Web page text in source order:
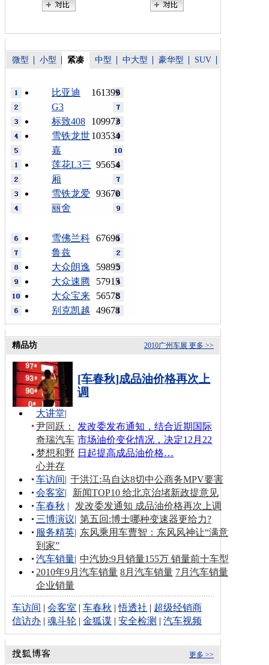
微型 小型 紧凑 中型 中大型 豪华型 SUV
161399
比亚迪
G3
109973
标致408
103534
雪铁龙世
嘉
95654
莲花L3三
厢
93670
雪铁龙爱
丽舍
67696
雪佛兰科
鲁兹
59895
大众朗逸
57915
大众速腾
56578
大众宝来
49678
别克凯越
更多 >>
2010广州车展
精品坊
[车春秋]成品油价格再次上
调
发改委发布通知，结合近期国际
市场油价变化情况，决定12月22
日起提高成品油价格…
大讲堂|
尹同跃：
奇瑞汽车
梦想和野
心并存
车访间| 于洪江:马自达8切中公商务MPV要害
会客室|
新闻TOP10 给北京治堵新政提意见
车春秋 |
发改委发通知 成品油价格再次上调
三博演议| 第五回:博士哪种变速器更给力?
服务精英| 东风乘用车曹智：东风风神让“满意
到家”
汽车销量| 中汽协:9月销量155万 销量前十车型
2010年9月汽车销量 8月汽车销量 7月汽车销量
企业销量
车访间 |会客室 |车春秋 |悟透社 | 超级经销商
信访办 |魂斗轮 |金狐谍 |安全检测 |汽车视频
更多 >>